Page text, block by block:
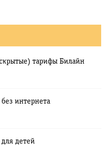
тарифы Билайн
интернета
детей